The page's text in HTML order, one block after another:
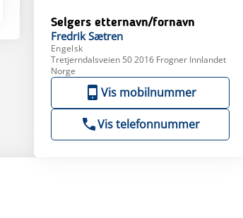
Selgers etternavn/fornavn
Fredrik Sætren
Engelsk
Tretjerndalsveien 50 2016 Frogner Innlandet
Norge
Vis mobilnummer
Vis telefonnummer